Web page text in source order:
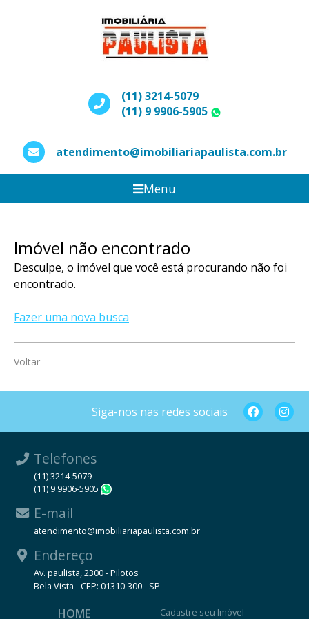
(11) 3214-5079
(11) 9 9906-5905
atendimento@imobiliariapaulista.com.br
Menu
Imóvel não encontrado
Desculpe, o imóvel que você está procurando não foi
encontrado.
Fazer uma nova busca
Voltar
Siga-nos nas redes sociais
Telefones
(11) 3214-5079
(11) 9 9906-5905
E-mail
atendimento@imobiliariapaulista.com.br
Endereço
Av. paulista, 2300 - Pilotos
Bela Vista - CEP: 01310-300 - SP
HOME Cadastre seu Imóvel